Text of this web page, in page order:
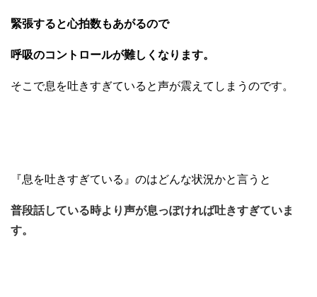
緊張すると心拍数もあがるので
呼吸のコントロールが難しくなります。
そこで息を吐きすぎていると声が震えてしまうのです。
『息を吐きすぎている』のはどんな状況かと言うと
普段話している時より声が息っぽければ吐きすぎていま
す。